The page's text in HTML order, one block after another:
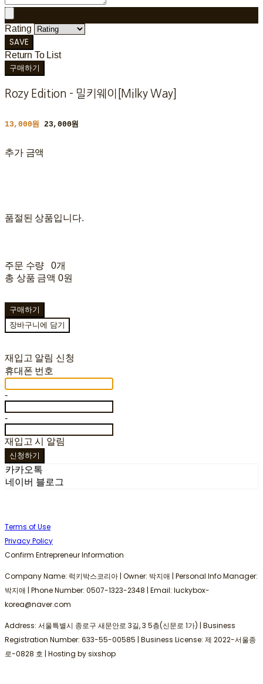
Rating
SAVE
Return To List
구매하기
Rozy Edition - 밀키웨이[Milky Way]
13,000원 23,000원
추가 금액
품절된 상품입니다.
주문 수량
0개
총 상품 금액 0원
구매하기
장바구니에 담기
재입고 알림 신청
휴대폰 번호
-
-
재입고 시 알림
신청하기
카카오톡
네이버 블로그
Terms of Use
Privacy Policy
Confirm Entrepreneur Information
Company Name: 럭키박스코리아 | Owner: 박지애 | Personal Info Manager:
박지애 | Phone Number: 0507-1323-2348 | Email: luckybox-
korea@naver.com
Address: 서울특별시 종로구 새문안로 3길, 3 5층(신문로 1가) | Business
Registration Number: 633-55-00585 | Business License: 제 2022-서울종
로-0828 호 | Hosting by sixshop